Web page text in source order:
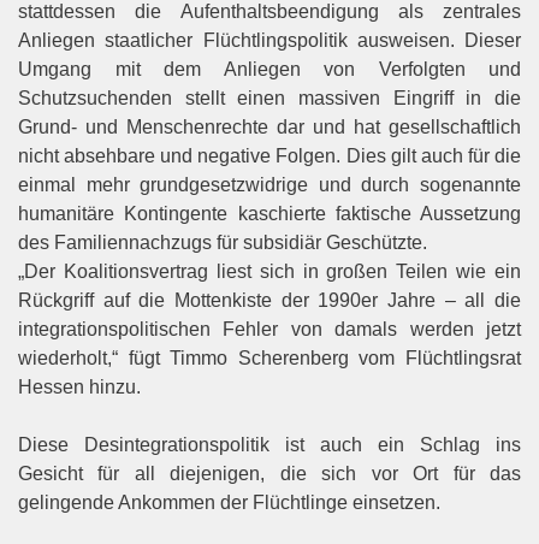
stattdessen die Aufenthaltsbeendigung als zentrales
Anliegen staatlicher Flüchtlingspolitik ausweisen. Dieser
Umgang mit dem Anliegen von Verfolgten und
Schutzsuchenden stellt einen massiven Eingriff in die
Grund- und Menschenrechte dar und hat gesellschaftlich
nicht absehbare und negative Folgen. Dies gilt auch für die
einmal mehr grundgesetzwidrige und durch sogenannte
humanitäre Kontingente kaschierte faktische Aussetzung
des Familiennachzugs für subsidiär Geschützte.
„Der Koalitionsvertrag liest sich in großen Teilen wie ein
Rückgriff auf die Mottenkiste der 1990er Jahre – all die
integrationspolitischen Fehler von damals werden jetzt
wiederholt,“ fügt Timmo Scherenberg vom Flüchtlingsrat
Hessen hinzu.
Diese Desintegrationspolitik ist auch ein Schlag ins
Gesicht für all diejenigen, die sich vor Ort für das
gelingende Ankommen der Flüchtlinge einsetzen.